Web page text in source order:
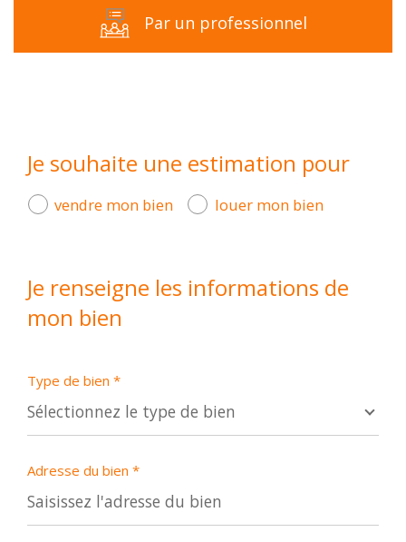
Par un professionnel
* Champs obligatoires
Je souhaite une estimation pour
vendre mon bien louer mon bien
Je renseigne les informations de
mon bien
Type de bien *
Sélectionnez le type de bien
Adresse du bien *